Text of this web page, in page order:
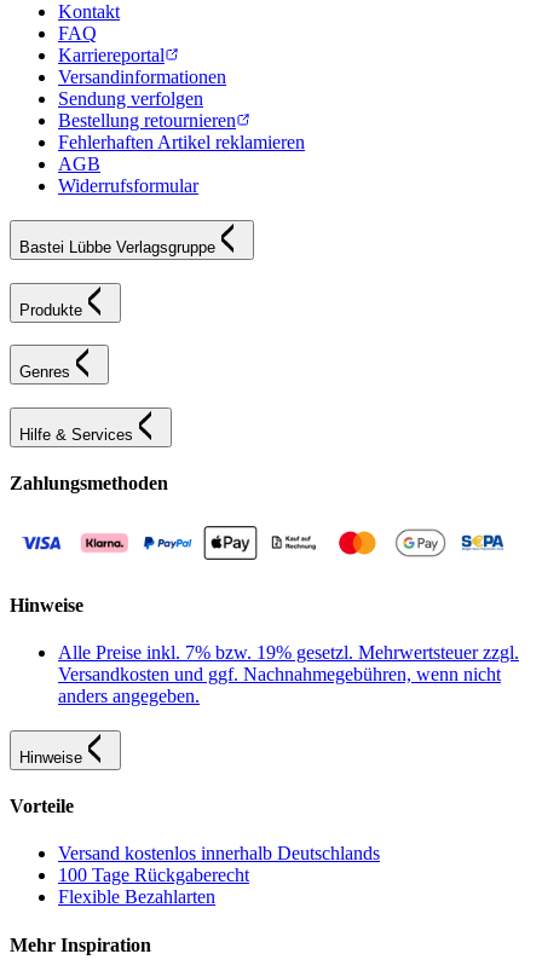
Kontakt
FAQ
Karriereportal
Versandinformationen
Sendung verfolgen
Bestellung retournieren
Fehlerhaften Artikel reklamieren
AGB
Widerrufsformular
Bastei Lübbe Verlagsgruppe
Produkte
Genres
Hilfe & Services
Zahlungsmethoden
Hinweise
Alle Preise inkl. 7% bzw. 19% gesetzl. Mehrwertsteuer zzgl.
Versandkosten und ggf. Nachnahmegebühren, wenn nicht
anders angegeben.
Hinweise
Vorteile
Versand kostenlos innerhalb Deutschlands
100 Tage Rückgaberecht
Flexible Bezahlarten
Mehr Inspiration